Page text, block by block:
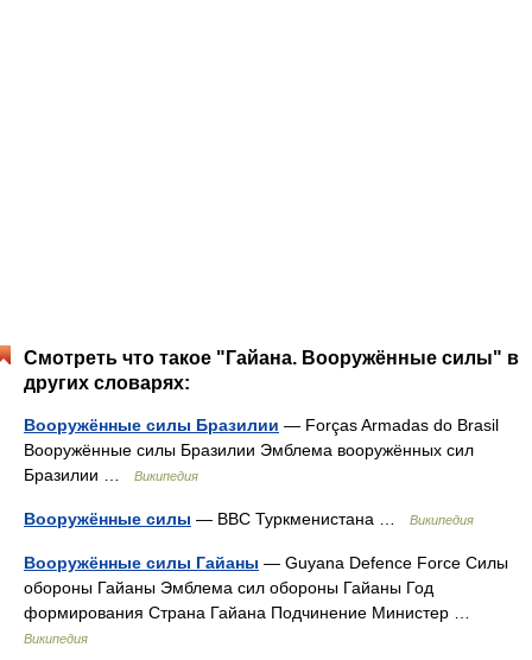
Смотреть что такое "Гайана. Вооружённые силы" в
других словарях:
Вооружённые силы Бразилии — Forças Armadas do Brasil
Вооружённые силы Бразилии Эмблема вооружённых сил
Бразилии …
Википедия
Вооружённые силы — ВВС Туркменистана … Википедия
Вооружённые силы Гайаны — Guyana Defence Force Силы
обороны Гайаны Эмблема сил обороны Гайаны Год
формирования Страна Гайана Подчинение Министер …
Википедия